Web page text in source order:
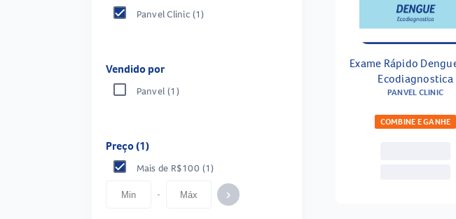
Panvel Clinic (1)
Vendido por
Panvel (1)
Preço (1)
Mais de R$100 (1)
- keyboard_arrow_right
Exame Rápido
Ecodiagnostica
PANVEL CLINIC
COMBINE E GANHE